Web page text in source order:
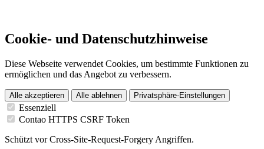
Cookie- und Datenschutzhinweise
Diese Webseite verwendet Cookies, um bestimmte Funktionen zu
ermöglichen und das Angebot zu verbessern.
Alle akzeptieren Alle ablehnen Privatsphäre-Einstellungen
Essenziell
Contao HTTPS CSRF Token
Schützt vor Cross-Site-Request-Forgery Angriffen.